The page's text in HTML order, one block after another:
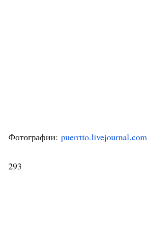
Фотографии: puerrtto.livejournal.com
293